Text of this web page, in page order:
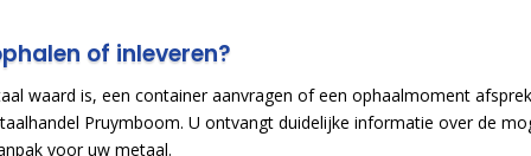
of inleveren?
waard is, een container aanvragen of een ophaalmoment
Pruymboom. U ontvangt duidelijke informatie over de
voor uw metaal.